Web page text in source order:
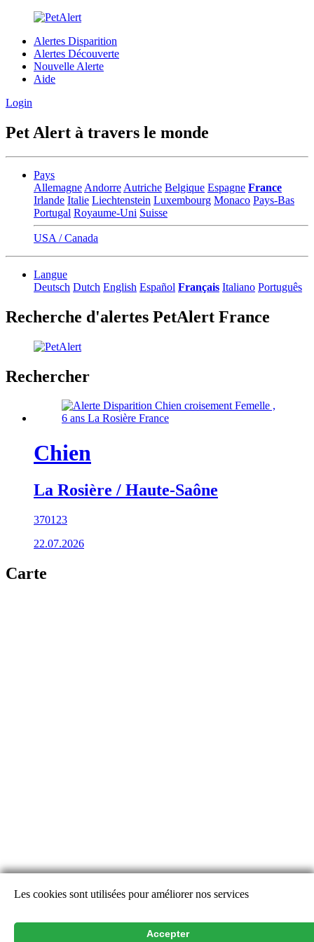
Alertes Disparition
Alertes Découverte
Nouvelle Alerte
Aide
Login
Pet Alert à travers le monde
Pays
Allemagne Andorre Autriche Belgique Espagne France
Irlande Italie Liechtenstein Luxembourg Monaco Pays-Bas
Portugal Royaume-Uni Suisse
USA / Canada
Langue
Deutsch Dutch English Español Français Italiano Português
Recherche d'alertes PetAlert France
Rechercher
Chien
La Rosière / Haute-Saône
370123
22.07.2026
Carte
Alertes Disparition
Les cookies sont utilisées pour améliorer nos services
Accepter